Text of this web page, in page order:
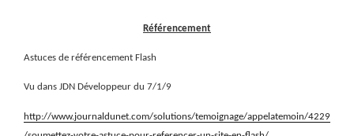
Référencement
Astuces de référencement Flash
Vu dans JDN Développeur du 7/1/9
http://www.journaldunet.com/solutions/temoignage/appelatemoin/4229